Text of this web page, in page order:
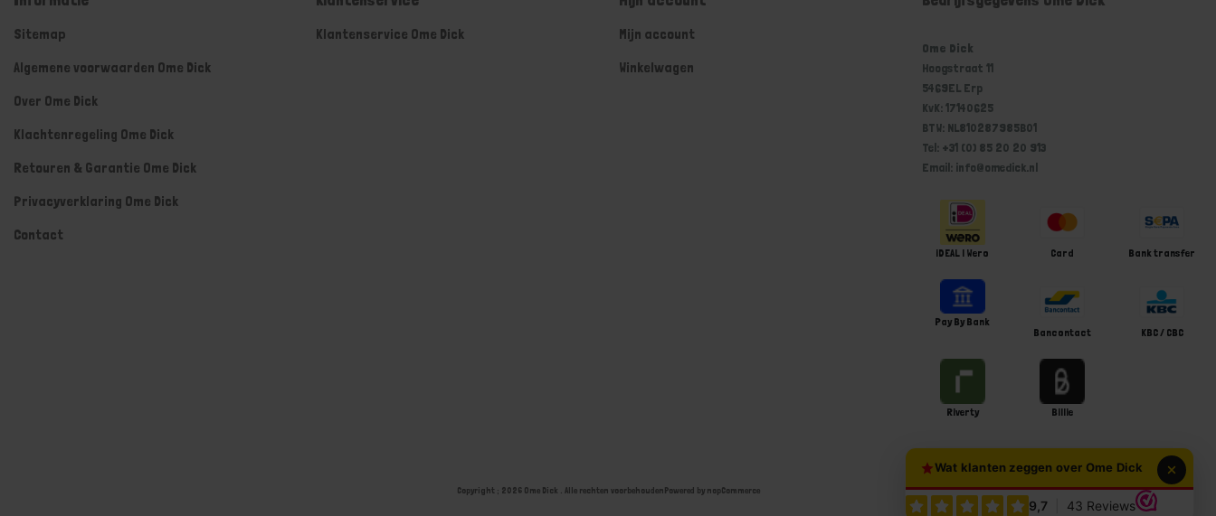
Sitemap
Algemene voorwaarden Ome Dick
Over Ome Dick
Klachtenregeling Ome Dick
Retouren & Garantie Ome Dick
Privacyverklaring Ome Dick
Contact
Klantenservice Ome Dick
Mijn account
Winkelwagen
Ome Dick
Hoogstraat 11
5469EL Erp
KvK: 17140625
BTW: NL810287985B01
Tel: +31 (0) 85 20 20 913
Email: info@omedick.nl
iDEAL | Wero Card Bank transfer
Pay By Bank
Bancontact
KBC / CBC
Riverty Billie
Copyright ; 2026 Ome Dick . Alle rechten voorbehoudenPowered by nopCommerce
Wat klanten zeggen over Ome Dick